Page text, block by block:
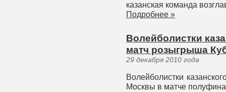
казанская команда
Подробнее »
Волейболистки
матч розыгрыша
29 декабря 2010 года
Волейболистки
Москвы в матче